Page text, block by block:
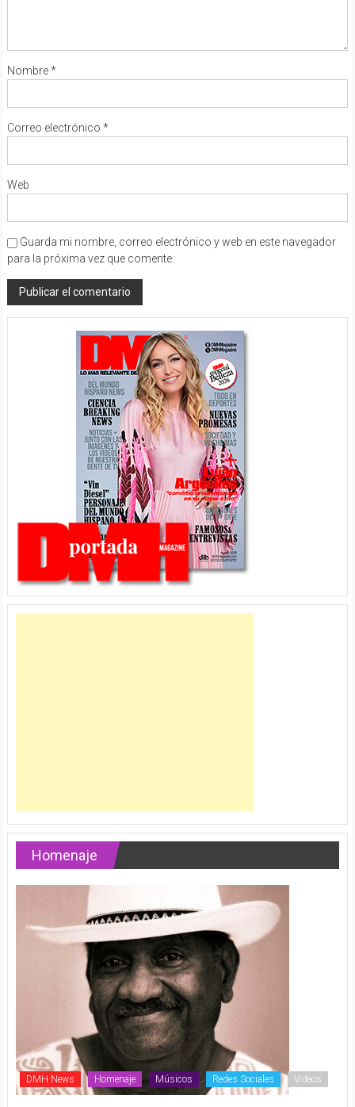
Nombre*
Correo electrónico *
Web
Guarda mi nombre, correo electrónico y web en este navegador
para la próxima vez que comente.
Homenaje
DMH News Homenaje Músicos Redes Sociales Videos